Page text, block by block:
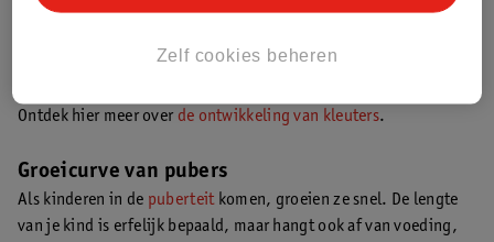
Je noemt een kind van 4 tot 6 jaar een kleuter. Kleuters groeien
Ontdek hier meer over de ontwikkeling van kleuters.
Groeicurve van pubers
Als kinderen in de puberteitkomen, groeien ze snel. De lengte
van je kind is erfelijk bepaald, maar hangt ook af van voeding,
Zelf cookies beheren